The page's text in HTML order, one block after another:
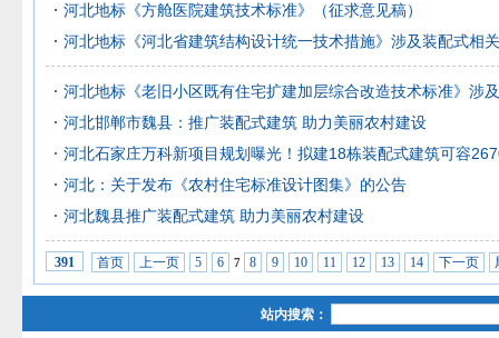
河北地标《方舱医院建筑技术标准》（征求意见稿）
河北地标《河北省建筑结构设计统一技术措施》涉及装配式相
河北地标《老旧小区既有住宅扩建加层综合改造技术标准》涉
河北邯郸市魏县：推广装配式建筑 助力美丽农村建设
河北石家庄万科新项目规划曝光！拟建18栋装配式建筑可容
河北：关于发布《农村住宅标准设计图集》的公告
河北魏县推广装配式建筑 助力美丽农村建设
391 首页 上一页 5 6 7 8 9 10 11 12 13 14 下一页
站内搜索：